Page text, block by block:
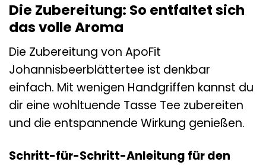
Die Zubereitung: So entfaltet sich
das volle Aroma
Die Zubereitung von ApoFit
Johannisbeerblättertee ist denkbar
einfach. Mit wenigen Handgriffen kannst du
dir eine wohltuende Tasse Tee zubereiten
und die entspannende Wirkung genießen.
Schritt-für-Schritt-Anleitung für den